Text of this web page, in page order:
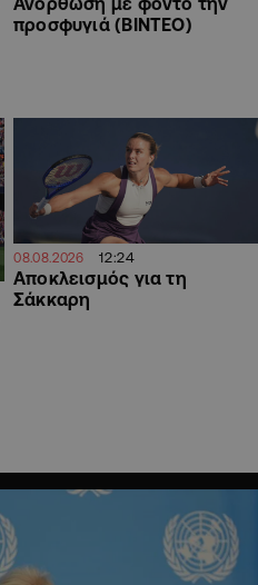
προσφυγιά (ΒΙΝΤΕΟ)
08.08.2026 12:24
Αποκλεισμός για τη
Σάκκαρη